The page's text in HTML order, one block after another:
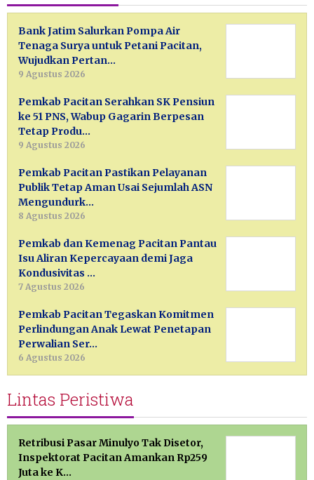
Bank Jatim Salurkan Pompa Air
Tenaga Surya untuk Petani Pacitan,
Wujudkan Pertan…
9 Agustus 2026
Pemkab Pacitan Serahkan SK Pensiun
ke 51 PNS, Wabup Gagarin Berpesan
Tetap Produ…
9 Agustus 2026
Pemkab Pacitan Pastikan Pelayanan
Publik Tetap Aman Usai Sejumlah ASN
Mengundurk…
8 Agustus 2026
Pemkab dan Kemenag Pacitan Pantau
Isu Aliran Kepercayaan demi Jaga
Kondusivitas …
7 Agustus 2026
Pemkab Pacitan Tegaskan Komitmen
Perlindungan Anak Lewat Penetapan
Perwalian Ser…
6 Agustus 2026
Lintas Peristiwa
Retribusi Pasar Minulyo Tak Disetor,
Inspektorat Pacitan Amankan Rp259
Juta ke K…